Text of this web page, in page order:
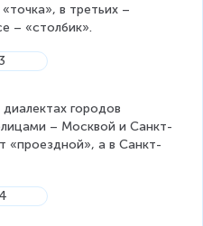
в третьих –
– «столбик».
городов
– Москвой и Санкт-
«проездной», а в Санкт-